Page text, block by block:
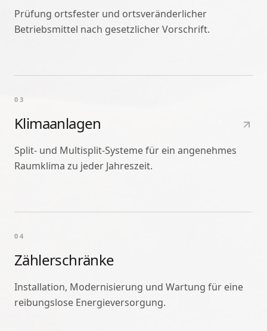
Prüfung ortsfester und ortsveränderlicher
Betriebsmittel nach gesetzlicher Vorschrift.
03
Klimaanlagen
Split- und Multisplit-Systeme für ein angenehmes
Raumklima zu jeder Jahreszeit.
04
Zählerschränke
Installation, Modernisierung und Wartung für eine
reibungslose Energieversorgung.